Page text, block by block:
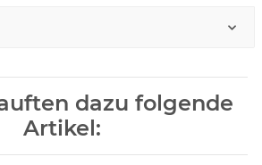
dazu folgende
Artikel: